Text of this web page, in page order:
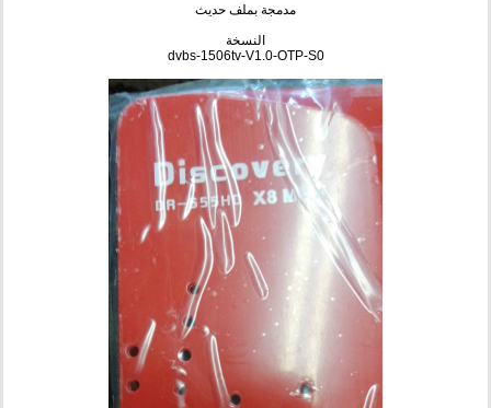
مدمجة بملف حديث
النسخة
dvbs-1506tv-V1.0-OTP-S0